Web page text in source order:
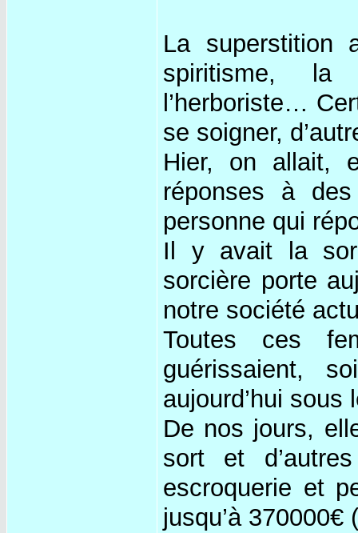
La
spiritisme, la
l’herboriste…
se soigner,
Hier, on allait,
réponses à des
personne qui
Il y avait la
sorcière porte
notre société
Toutes ces
guérissaient,
aujourd’hui
De nos jours,
sort et
escroquerie et
jusqu’à